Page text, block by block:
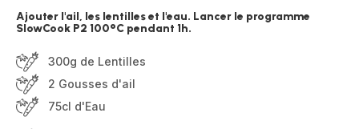
Ajouter l'ail, les lentilles et l'eau. Lancer le programme
SlowCook P2 100°C pendant 1h.
300g de Lentilles
2 Gousses d'ail
75cl d'Eau